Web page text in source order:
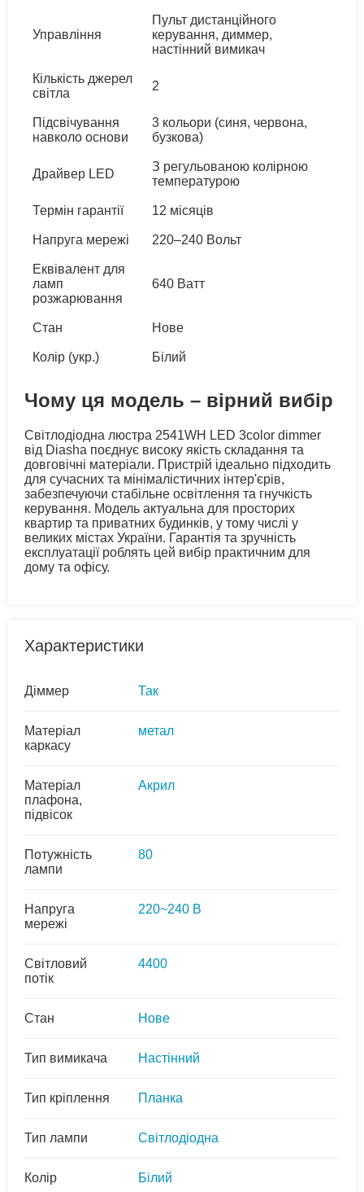
Управління
Пульт дистанційного
керування, диммер,
настінний вимикач
Кількість джерел
світла
2
Підсвічування
навколо основи
3 кольори (синя, червона,
бузкова)
Драйвер LED
З регульованою колірною
температурою
Термін гарантії 12 місяців
Напруга мережі 220–240 Вольт
Еквівалент для
ламп
розжарювання
640 Ватт
Стан Нове
Колір (укр.) Білий
Чому ця модель – вірний вибір
Світлодіодна люстра 2541WH LED 3color dimmer
від Diasha поєднує високу якість складання та
довговічні матеріали. Пристрій ідеально підходить
для сучасних та мінімалістичних інтер'єрів,
забезпечуючи стабільне освітлення та гнучкість
керування. Модель актуальна для просторих
квартир та приватних будинків, у тому числі у
великих містах України. Гарантія та зручність
експлуатації роблять цей вибір практичним для
дому та офісу.
Характеристики
Діммер Так
Матеріал
каркасу
метал
Матеріал
плафона,
підвісок
Акрил
Потужність
лампи
80
Напруга
мережі
220~240 В
Світловий
потік
4400
Стан Нове
Тип вимикача Настінний
Тип кріплення Планка
Тип лампи Світлодіодна
Колір Білий